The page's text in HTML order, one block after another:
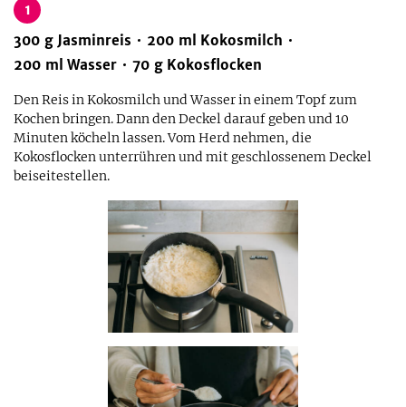
1
300 g Jasminreis 200 ml Kokosmilch
200 ml Wasser 70 g Kokosflocken
Den Reis in Kokosmilch und Wasser in einem Topf zum
Kochen bringen. Dann den Deckel darauf geben und 10
Minuten köcheln lassen. Vom Herd nehmen, die
Kokosflocken unterrühren und mit geschlossenem Deckel
beiseitestellen.